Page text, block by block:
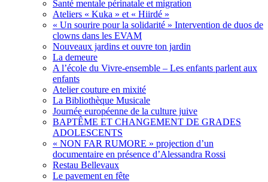
Santé mentale périnatale et migration
Ateliers « Kuka » et « Hiirdé »
« Un sourire pour la solidarité » Intervention de duos de
clowns dans les EVAM
Nouveaux jardins et ouvre ton jardin
La demeure
A l’école du Vivre-ensemble – Les enfants parlent aux
enfants
Atelier couture en mixité
La Bibliothèque Musicale
Journée européenne de la culture juive
BAPTÊME ET CHANGEMENT DE GRADES
ADOLESCENTS
« NON FAR RUMORE » projection d’un
documentaire en présence d’Alessandra Rossi
Restau Bellevaux
Le pavement en fête